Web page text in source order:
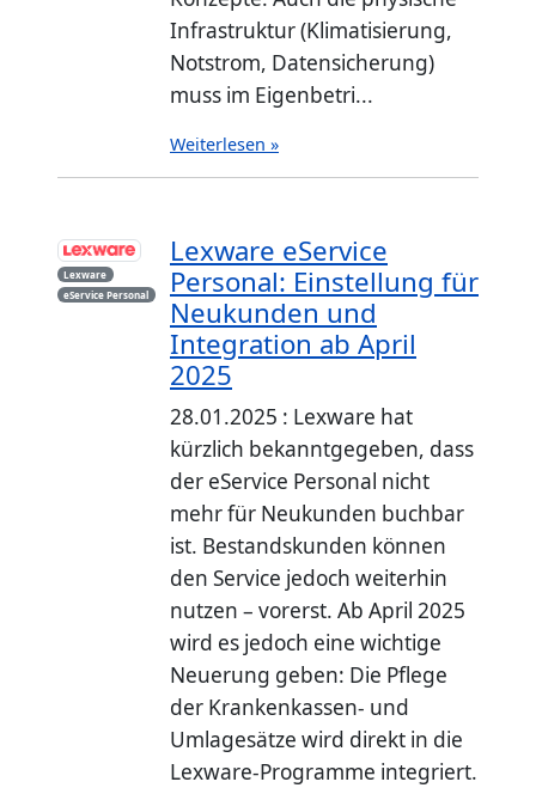
Infrastruktur (Klimatisierung,
Notstrom, Datensicherung)
muss im Eigenbetri...
Weiterlesen »
Lexware
eService Personal
Lexware eService
Personal: Einstellung für
Neukunden und
Integration ab April
2025
28.01.2025 : Lexware hat
kürzlich bekanntgegeben, dass
der eService Personal nicht
mehr für Neukunden buchbar
ist. Bestandskunden können
den Service jedoch weiterhin
nutzen – vorerst. Ab April 2025
wird es jedoch eine wichtige
Neuerung geben: Die Pflege
der Krankenkassen- und
Umlagesätze wird direkt in die
Lexware-Programme integriert.